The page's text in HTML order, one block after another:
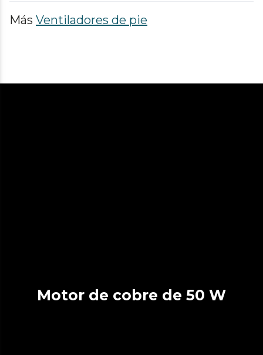
Más Ventiladores de pie
Motor de cobre de 50 W